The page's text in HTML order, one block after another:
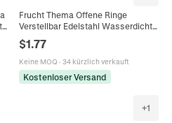
Frucht Thema Offene Ringe
Verstellbar Edelstahl Wasserdicht
Hypoallergen Strand Stil Bunte
Emaille Schmuck Damen
$1.77
Keine MOQ · 34 kürzlich verkauft
Kostenloser Versand
+1